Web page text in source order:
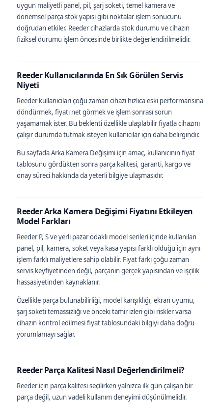
uygun maliyetli panel, pil, şarj soketi, temel kamera ve
dönemsel parça stok yapısı gibi noktalar işlem sonucunu
doğrudan etkiler. Reeder cihazlarda stok durumu ve cihazın
fiziksel durumu işlem öncesinde birlikte değerlendirilmelidir.
Reeder Kullanıcılarında En Sık Görülen Servis
Niyeti
Reeder kullanıcıları çoğu zaman cihazı hızlıca eski performansına
döndürmek, fiyatı net görmek ve işlem sonrası sorun
yaşamamak ister. Bu beklenti özellikle ulaşılabilir fiyatla cihazını
çalışır durumda tutmak isteyen kullanıcılar için daha belirgindir.
Bu sayfada Arka Kamera Değişimi için amaç, kullanıcının fiyat
tablosunu gördükten sonra parça kalitesi, garanti, kargo ve
onay süreci hakkında da yeterli bilgiye ulaşmasıdır.
Reeder Arka Kamera Değişimi Fiyatını Etkileyen
Model Farkları
Reeder P, S ve yerli pazar odaklı model serileri içinde kullanılan
panel, pil, kamera, soket veya kasa yapısı farklı olduğu için aynı
işlem farklı maliyetlere sahip olabilir. Fiyat farkı çoğu zaman
servis keyfiyetinden değil, parçanın gerçek yapısından ve işçilik
hassasiyetinden kaynaklanır.
Özellikle parça bulunabilirliği, model karışıklığı, ekran uyumu,
şarj soketi temassızlığı ve önceki tamir izleri gibi riskler varsa
cihazın kontrol edilmesi fiyat tablosundaki bilgiyi daha doğru
yorumlamayı sağlar.
Reeder Parça Kalitesi Nasıl Değerlendirilmeli?
Reeder için parça kalitesi seçilirken yalnızca ilk gün çalışan bir
parça değil, uzun vadeli kullanım deneyimi düşünülmelidir.